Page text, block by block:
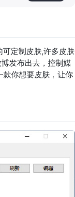
定制皮肤,许多皮肤
发布出去，控制媒
款你想要皮肤，让你